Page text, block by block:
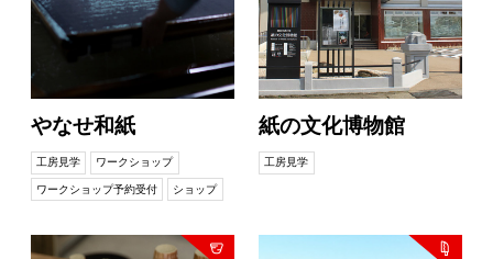
やなせ和紙
工房見学 ワークショップ
ワークショップ予約受付 ショップ
紙の文化博物館
工房見学